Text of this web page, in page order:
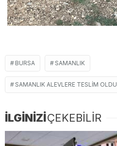
BURSA SAMANLIK
SAMANLIK ALEVLERE TESLIM OLDU
İLGİNİZİÇEKEBİLİR